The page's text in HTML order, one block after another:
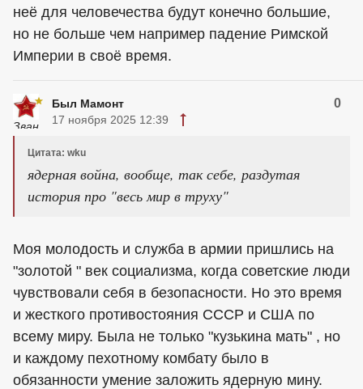
неё для человечества будут конечно большие,
но не больше чем например падение Римской
Империи в своё время.
Был Мамонт 0
17 ноября 2025 12:39
Цитата: wku
ядерная война, вообще, так себе, раздутая
история про "весь мир в труху"
Моя молодость и служба в армии пришлись на
"золотой " век социализма, когда советские люди
чувствовали себя в безопасности. Но это время
и жесткого противостояния СССР и США по
всему миру. Была не только "кузькина мать" , но
и каждому пехотному комбату было в
обязанности умение заложить ядерную мину.